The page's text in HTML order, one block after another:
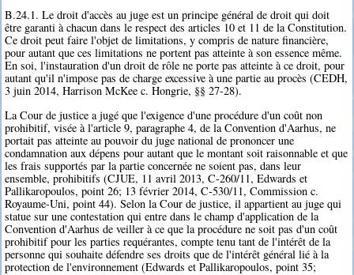
B.24.1. Le droit d'accès au juge est un principe général de droit qui doit
être garanti à chacun dans le respect des articles 10 et 11 de la Constitution.
Ce droit peut faire l'objet de limitations, y compris de nature financière,
pour autant que ces limitations ne portent pas atteinte à son essence même.
En soi, l'instauration d'un droit de rôle ne porte pas atteinte à ce droit, pour
autant qu'il n'impose pas de charge excessive à une partie au procès (CEDH,
3 juin 2014, Harrison McKee c. Hongrie, §§ 27-28).
La Cour de justice a jugé que l'exigence d'une procédure d'un coût non
prohibitif, visée à l'article 9, paragraphe 4, de la Convention d'Aarhus, ne
portait pas atteinte au pouvoir du juge national de prononcer une
condamnation aux dépens pour autant que le montant soit raisonnable et que
les frais supportés par la partie concernée ne soient pas, dans leur
ensemble, prohibitifs (CJUE, 11 avril 2013, C-260/11, Edwards et
Pallikaropoulos, point 26; 13 février 2014, C-530/11, Commission c.
Royaume-Uni, point 44). Selon la Cour de justice, il appartient au juge qui
statue sur une contestation qui entre dans le champ d'application de la
Convention d'Aarhus de veiller à ce que la procédure ne soit pas d'un coût
prohibitif pour les parties requérantes, compte tenu tant de l'intérêt de la
personne qui souhaite défendre ses droits que de l'intérêt général lié à la
protection de l'environnement (Edwards et Pallikaropoulos, point 35;